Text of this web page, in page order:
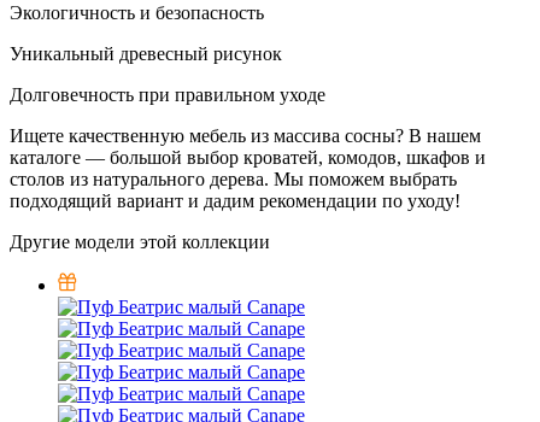
Экологичность и безопасность
Уникальный древесный рисунок
Долговечность при правильном уходе
Ищете качественную мебель из массива сосны? В нашем
каталоге — большой выбор кроватей, комодов, шкафов и
столов из натурального дерева. Мы поможем выбрать
подходящий вариант и дадим рекомендации по уходу!
Другие модели этой коллекции